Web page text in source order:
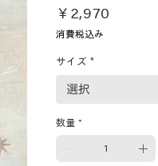
￥2,970
消費税込み
サイズ *
選択
数量 *